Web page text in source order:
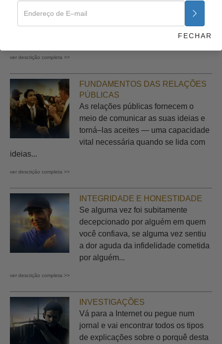
nossas vidas. Ele determina a nossa
capacidade de sustentar os nossos
dependentes e nós próprios,
ver descrição completa >>
FUNDAMENTOS DAS RELAÇÕES
PÚBLICAS
As relações públicas fornecem o
meio de comunicar as suas ideias e
torná–las aceites — uma capacidade
vital necessária quando se lida com
ideias...
ver descrição completa >>
INTEGRIDADE E HONESTIDADE
Se alguma vez foi subitamente
decepcionado por alguém em quem
você confiava, se alguma vez sentiu
a dor aguda da infidelidade cometida
por alguém...
ver descrição completa >>
INVESTIGAÇÕES
Vá para a Internet ou pegue num
jornal e vai encontrar todos os tipos
de explicações sobre o porquê desta
FECHAR